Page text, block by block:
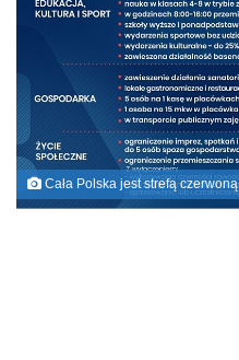
Cała Polska jest strefą czerwoną